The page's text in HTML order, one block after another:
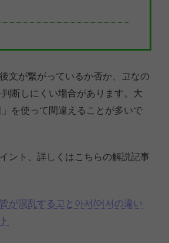
文が繋がっているか否か、고なの
断しにくい場合があります。大
を使って間違えることが多いで
ント、詳しくはこちらの解説記事
が混乱する고と아서/어서の違い